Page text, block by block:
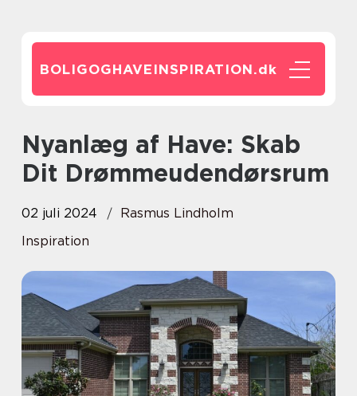
BOLIGOGHAVEINSPIRATION.dk
Nyanlæg af Have: Skab
Dit Drømmeudendørsrum
02 juli 2024
Rasmus Lindholm
Inspiration